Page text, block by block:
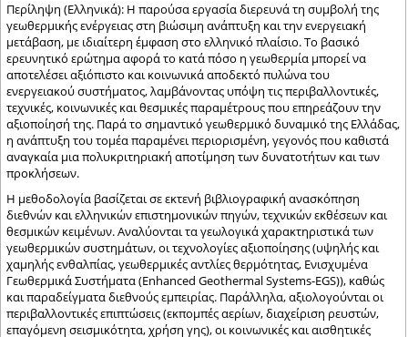
Περίληψη (Ελληνικά): Η παρούσα εργασία διερευνά τη συμβολή της
γεωθερμικής ενέργειας στη βιώσιμη ανάπτυξη και την ενεργειακή
μετάβαση, με ιδιαίτερη έμφαση στο ελληνικό πλαίσιο. Το βασικό
ερευνητικό ερώτημα αφορά το κατά πόσο η γεωθερμία μπορεί να
αποτελέσει αξιόπιστο και κοινωνικά αποδεκτό πυλώνα του
ενεργειακού συστήματος, λαμβάνοντας υπόψη τις περιβαλλοντικές,
τεχνικές, κοινωνικές και θεσμικές παραμέτρους που επηρεάζουν την
αξιοποίησή της. Παρά το σημαντικό γεωθερμικό δυναμικό της Ελλάδας,
η ανάπτυξη του τομέα παραμένει περιορισμένη, γεγονός που καθιστά
αναγκαία μια πολυκριτηριακή αποτίμηση των δυνατοτήτων και των
προκλήσεων.
Η μεθοδολογία βασίζεται σε εκτενή βιβλιογραφική ανασκόπηση
διεθνών και ελληνικών επιστημονικών πηγών, τεχνικών εκθέσεων και
θεσμικών κειμένων. Αναλύονται τα γεωλογικά χαρακτηριστικά των
γεωθερμικών συστημάτων, οι τεχνολογίες αξιοποίησης (υψηλής και
χαμηλής ενθαλπίας, γεωθερμικές αντλίες θερμότητας, Ενισχυμένα
Γεωθερμικά Συστήματα (Enhanced Geothermal Systems-EGS)), καθώς
και παραδείγματα διεθνούς εμπειρίας. Παράλληλα, αξιολογούνται οι
περιβαλλοντικές επιπτώσεις (εκπομπές αερίων, διαχείριση ρευστών,
επαγόμενη σεισμικότητα, χρήση γης), οι κοινωνικές και αισθητικές